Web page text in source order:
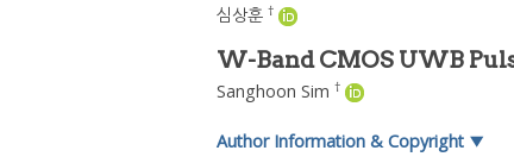
심상훈 †
W-Band CMOS UWB
Sanghoon Sim †
Author Information & Copyright ▼